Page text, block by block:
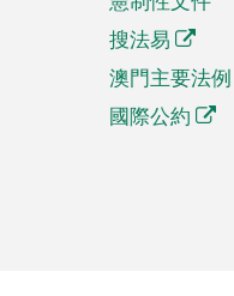
搜法易
澳門主要法例
國際公約